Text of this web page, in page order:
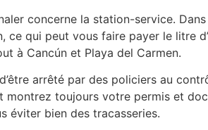
concerne la station-service.
ce qui peut vous faire payer le litre
à Cancún et Playa del Carmen.
arrêté par des policiers au
toujours votre permis et
éviter bien des tracasseries.